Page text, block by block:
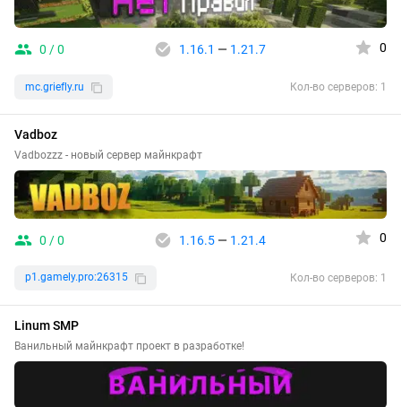
0 / 0 1.16.1 — 1.21.7 0
mc.griefly.ru Кол-во серверов: 1
Vadboz
Vadbozzz - новый сервер майнкрафт
0 / 0 1.16.5— 1.21.4 0
p1.gamely.pro:26315 Кол-во серверов: 1
Linum SMP
Ванильный майнкрафт проект в разработке!